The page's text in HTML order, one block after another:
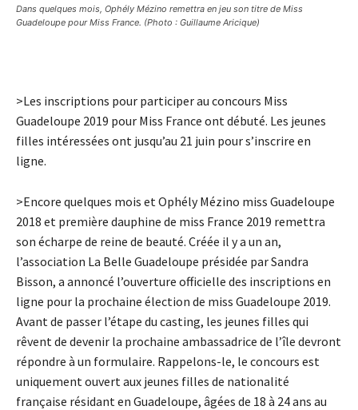
Dans quelques mois, Ophély Mézino remettra en jeu son titre de Miss
Guadeloupe pour Miss France. (Photo : Guillaume Aricique)
>Les inscriptions pour participer au concours Miss
Guadeloupe 2019 pour Miss France ont débuté. Les jeunes
filles intéressées ont jusqu’au 21 juin pour s’inscrire en
ligne.
>Encore quelques mois et Ophély Mézino miss Guadeloupe
2018 et première dauphine de miss France 2019 remettra
son écharpe de reine de beauté. Créée il y a un an,
l’association La Belle Guadeloupe présidée par Sandra
Bisson, a annoncé l’ouverture officielle des inscriptions en
ligne pour la prochaine élection de miss Guadeloupe 2019.
Avant de passer l’étape du casting, les jeunes filles qui
rêvent de devenir la prochaine ambassadrice de l’île devront
répondre à un formulaire. Rappelons-le, le concours est
uniquement ouvert aux jeunes filles de nationalité
française résidant en Guadeloupe, âgées de 18 à 24 ans au